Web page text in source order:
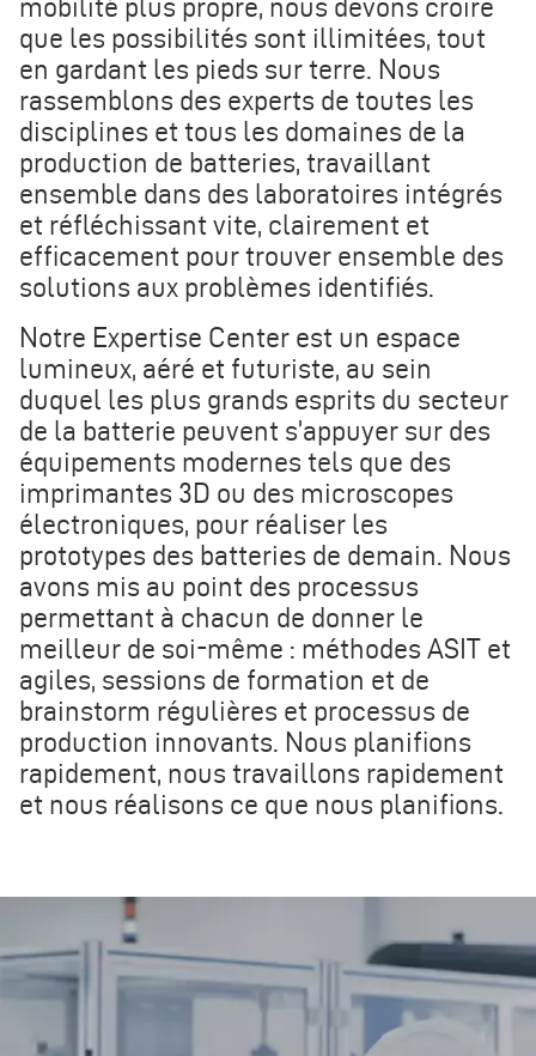
mobilité plus propre, nous devons croire
que les possibilités sont illimitées, tout
en gardant les pieds sur terre. Nous
rassemblons des experts de toutes les
disciplines et tous les domaines de la
production de batteries, travaillant
ensemble dans des laboratoires intégrés
et réfléchissant vite, clairement et
efficacement pour trouver ensemble des
solutions aux problèmes identifiés.
Notre Expertise Center est un espace
lumineux, aéré et futuriste, au sein
duquel les plus grands esprits du secteur
de la batterie peuvent s’appuyer sur des
équipements modernes tels que des
imprimantes 3D ou des microscopes
électroniques, pour réaliser les
prototypes des batteries de demain. Nous
avons mis au point des processus
permettant à chacun de donner le
meilleur de soi-même : méthodes ASIT et
agiles, sessions de formation et de
brainstorm régulières et processus de
production innovants. Nous planifions
rapidement, nous travaillons rapidement
et nous réalisons ce que nous planifions.